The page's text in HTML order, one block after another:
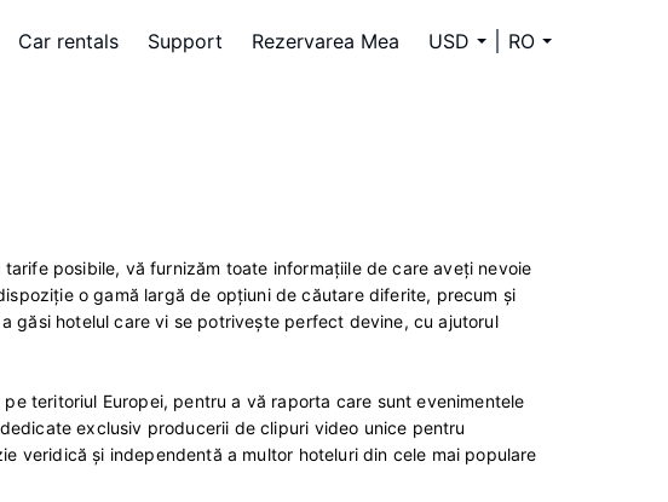
Car rentals Support Rezervarea Mea USD RO
posibile, vă furnizăm toate informaţiile de care aveţi nevoie
o gamă largă de opţiuni de căutare diferite, precum şi
găsi hotelul care vi se potriveşte perfect devine, cu ajutorul
teritoriul Europei, pentru a vă raporta care sunt evenimentele
exclusiv producerii de clipuri video unice pentru
veridică şi independentă a multor hoteluri din cele mai populare